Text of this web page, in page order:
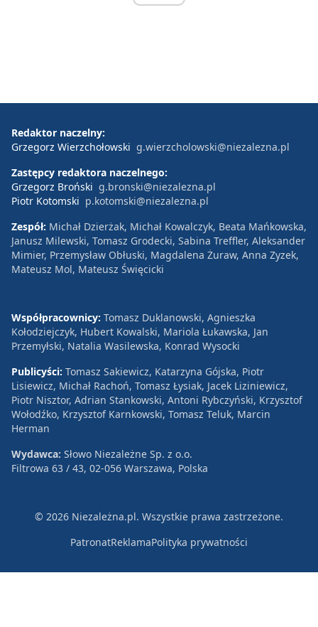
Redaktor naczelny:
Grzegorz Wierzchołowski g.wierzcholowski@niezalezna.pl
Zastępcy redaktora naczelnego:
Grzegorz Broński g.bronski@niezalezna.pl
Piotr Kotomski p.kotomski@niezalezna.pl
Zespół: Michał Dzierżak, Michał Kowalczyk, Beata Mańkowska,
Janusz Milewski, Tomasz Grodecki, Sabina Treffler, Aleksander
Mimier, Przemysław Obłuski, Magdalena Żuraw, Anna Zyzek,
Mateusz Mol, Mateusz Święcicki
Współpracownicy: Tomasz Duklanowski, Agnieszka
Kołodziejczyk, Hubert Kowalski, Mariola Łukawska, Jan
Przemyłski, Natalia Wasilewska, Konrad Wysocki
Publicyści: Tomasz Sakiewicz, Katarzyna Gójska, Piotr
Lisiewicz, Michał Rachoń, Tomasz Łysiak, Jacek Liziniewicz,
Piotr Nisztor, Adrian Stankowski, Antoni Rybczyński, Krzysztof
Wołodźko, Krzysztof Karnkowski, Tomasz Teluk, Marcin
Herman
Wydawca: Słowo Niezależne Sp. z o.o.
Filtrowa 63 / 43, 02-056 Warszawa, Polska
© 2026 Niezależna.pl. Wszystkie prawa zastrzeżone.
PatronatReklamaPolityka prywatności